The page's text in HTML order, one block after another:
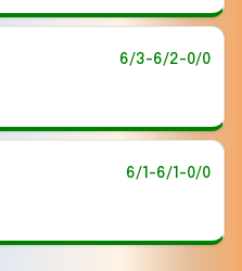
6/3-6/2-0/0
6/1-6/1-0/0